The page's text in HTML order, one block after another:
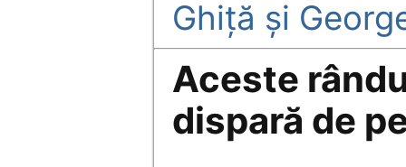
Ghiță și
Aceste
dispară de